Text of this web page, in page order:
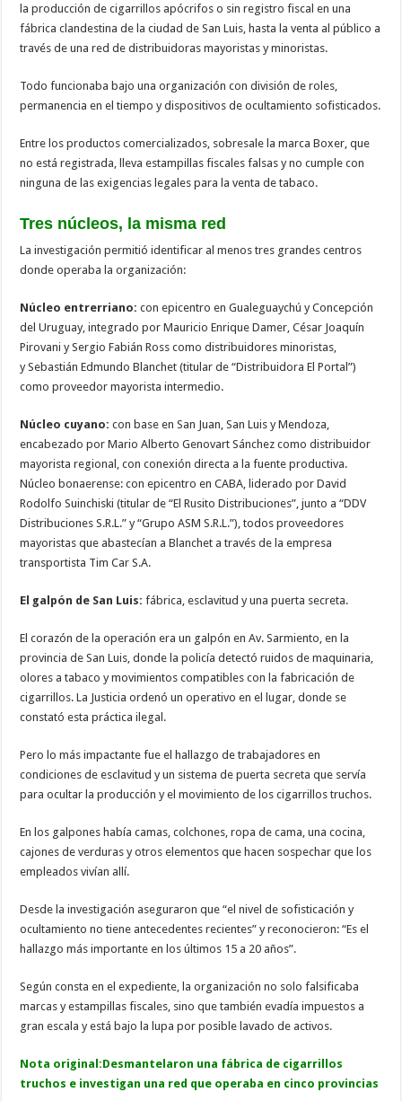
la producción de cigarrillos apócrifos o sin registro fiscal en una
fábrica clandestina de la ciudad de San Luis, hasta la venta al público a
través de una red de distribuidoras mayoristas y minoristas.
Todo funcionaba bajo una organización con división de roles,
permanencia en el tiempo y dispositivos de ocultamiento sofisticados.
Entre los productos comercializados, sobresale la marca Boxer, que
no está registrada, lleva estampillas fiscales falsas y no cumple con
ninguna de las exigencias legales para la venta de tabaco.
Tres núcleos, la misma red
La investigación permitió identificar al menos tres grandes centros
donde operaba la organización:
Núcleo entrerriano: con epicentro en Gualeguaychú y Concepción
del Uruguay, integrado por Mauricio Enrique Damer, César Joaquín
Pirovani y Sergio Fabián Ross como distribuidores minoristas,
y Sebastián Edmundo Blanchet (titular de “Distribuidora El Portal”)
como proveedor mayorista intermedio.
Núcleo cuyano: con base en San Juan, San Luis y Mendoza,
encabezado por Mario Alberto Genovart Sánchez como distribuidor
mayorista regional, con conexión directa a la fuente productiva.
Núcleo bonaerense: con epicentro en CABA, liderado por David
Rodolfo Suinchiski (titular de “El Rusito Distribuciones”, junto a “DDV
Distribuciones S.R.L.” y “Grupo ASM S.R.L.”), todos proveedores
mayoristas que abastecían a Blanchet a través de la empresa
transportista Tim Car S.A.
El galpón de San Luis: fábrica, esclavitud y una puerta secreta.
El corazón de la operación era un galpón en Av. Sarmiento, en la
provincia de San Luis, donde la policía detectó ruidos de maquinaria,
olores a tabaco y movimientos compatibles con la fabricación de
cigarrillos. La Justicia ordenó un operativo en el lugar, donde se
constató esta práctica ilegal.
Pero lo más impactante fue el hallazgo de trabajadores en
condiciones de esclavitud y un sistema de puerta secreta que servía
para ocultar la producción y el movimiento de los cigarrillos truchos.
En los galpones había camas, colchones, ropa de cama, una cocina,
cajones de verduras y otros elementos que hacen sospechar que los
empleados vivían allí.
Desde la investigación aseguraron que “el nivel de sofisticación y
ocultamiento no tiene antecedentes recientes” y reconocieron: “Es el
hallazgo más importante en los últimos 15 a 20 años”.
Según consta en el expediente, la organización no solo falsificaba
marcas y estampillas fiscales, sino que también evadía impuestos a
gran escala y está bajo la lupa por posible lavado de activos.
Nota original:Desmantelaron una fábrica de cigarrillos
truchos e investigan una red que operaba en cinco provincias